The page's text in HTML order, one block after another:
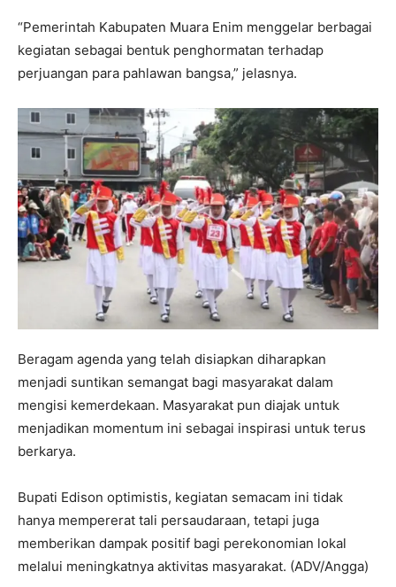
“Pemerintah Kabupaten Muara Enim menggelar berbagai
kegiatan sebagai bentuk penghormatan terhadap
perjuangan para pahlawan bangsa,” jelasnya.
Beragam agenda yang telah disiapkan diharapkan
menjadi suntikan semangat bagi masyarakat dalam
mengisi kemerdekaan. Masyarakat pun diajak untuk
menjadikan momentum ini sebagai inspirasi untuk terus
berkarya.
Bupati Edison optimistis, kegiatan semacam ini tidak
hanya mempererat tali persaudaraan, tetapi juga
memberikan dampak positif bagi perekonomian lokal
melalui meningkatnya aktivitas masyarakat. (ADV/Angga)